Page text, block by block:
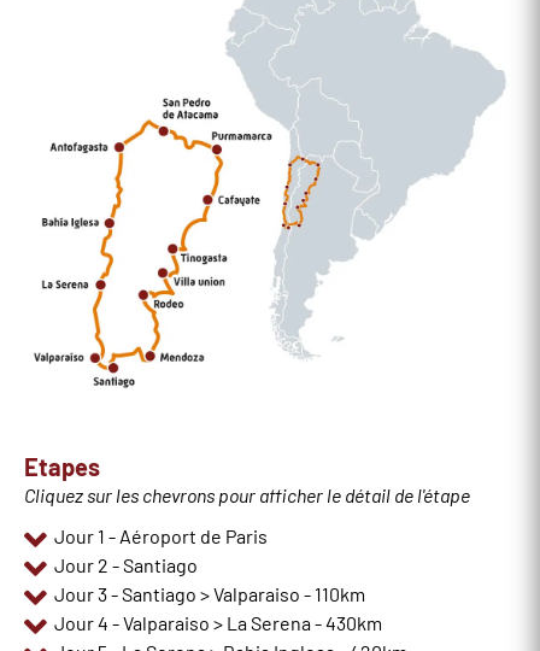
Etapes
Cliquez sur les chevrons pour afficher le détail de l'étape
Jour 1 - Aéroport de Paris
Jour 2 - Santiago
Jour 3 - Santiago > Valparaiso - 110km
Jour 4 - Valparaiso > La Serena - 430km